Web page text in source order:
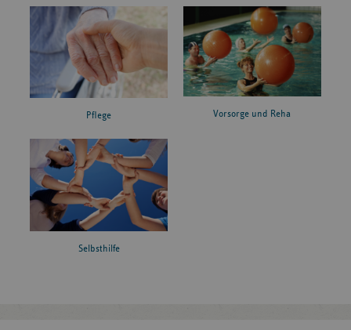
Pflege Vorsorge und Reha
Selbsthilfe